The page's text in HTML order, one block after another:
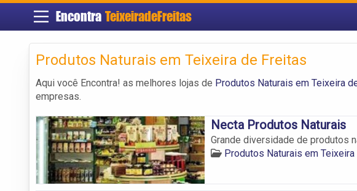
Encontra TeixeiradeFreitas
Produtos Naturais em Teixeira de Freitas
Aqui você Encontra! as melhores lojas de Produtos Naturais em Teixeira
empresas.
Necta Produtos Naturais
Grande diversidade de produtos
Produtos Naturais em